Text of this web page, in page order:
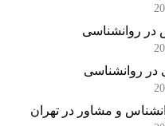
و مشاور در تهران